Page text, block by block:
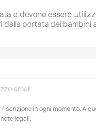
e devono essere
portata dei bambini
l'iscrizione in ogni momento. A
legali.